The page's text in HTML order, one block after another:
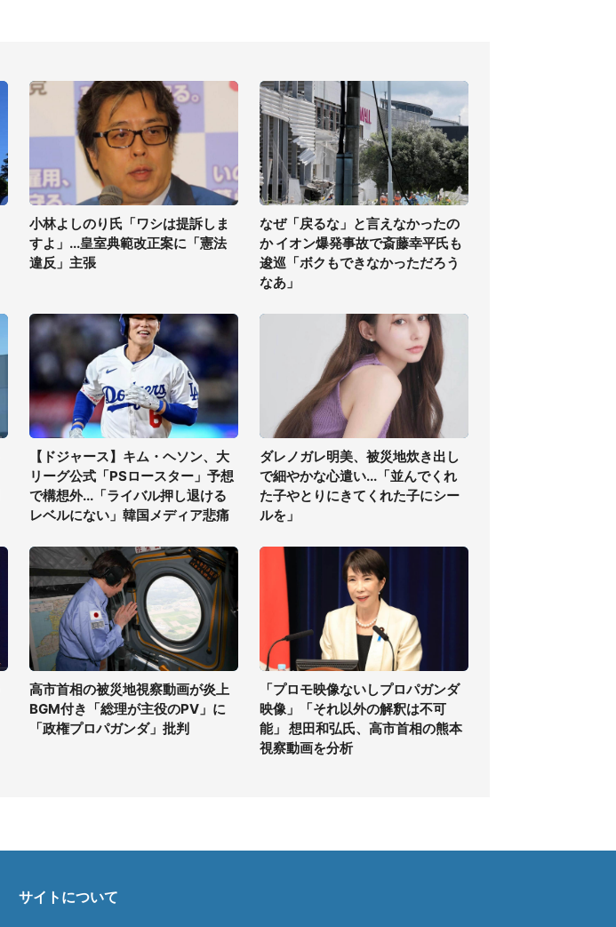
小林よしのり氏「ワシは提訴しま
すよ」...皇室典範改正案に「憲法
違反」主張
なぜ「戻るな」と言えなかったの
か イオン爆発事故で斎藤幸平氏も
逡巡「ボクもできなかっただろう
なあ」
【ドジャース】キム・ヘソン、大
リーグ公式「PSロースター」予想
で構想外...「ライバル押し退ける
レベルにない」韓国メディア悲痛
ダレノガレ明美、被災地炊き出し
で細やかな心遣い...「並んでくれ
た子やとりにきてくれた子にシー
ルを」
高市首相の被災地視察動画が炎上
BGM付き「総理が主役のPV」に
「政権プロパガンダ」批判
「プロモ映像ないしプロパガンダ
映像」「それ以外の解釈は不可
能」 想田和弘氏、高市首相の熊本
視察動画を分析
サイトについて